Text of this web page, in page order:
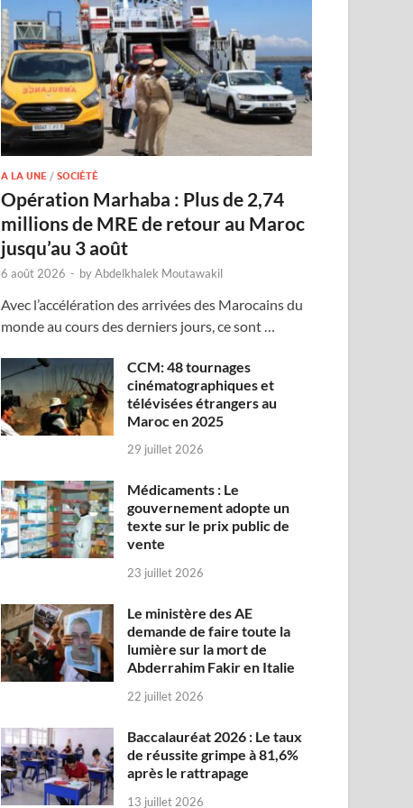
A LA UNE /SOCIÉTÉ
Opération Marhaba : Plus de 2,74
millions de MRE de retour au Maroc
jusqu’au 3 août
6 août 2026 - byAbdelkhalek Moutawakil
Avec l’accélération des arrivées des Marocains du
monde au cours des derniers jours, ce sont …
CCM: 48 tournages
cinématographiques et
télévisées étrangers au
Maroc en 2025
29 juillet 2026
Médicaments : Le
gouvernement adopte un
texte sur le prix public de
vente
23 juillet 2026
Le ministère des AE
demande de faire toute la
lumière sur la mort de
Abderrahim Fakir en Italie
22 juillet 2026
Baccalauréat 2026 : Le taux
de réussite grimpe à 81,6%
après le rattrapage
13 juillet 2026